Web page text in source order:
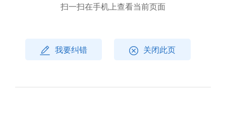
扫一扫在手机上查看当前页面
我要纠错 关闭此页